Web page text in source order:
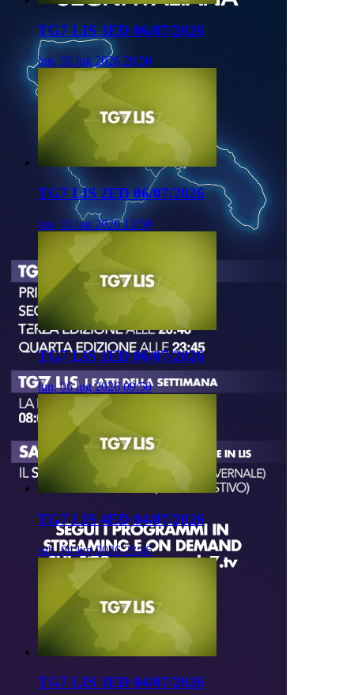
TG7 LIS 3ED 06/07/2026
lun, 06 lug 2026 20:50
TG7 LIS 2ED 06/07/2026
lun, 06 lug 2026 13:50
TG7 LIS 1ED 06/07/2026
lun, 06 lug 2026 09:50
TG7 LIS 4ED 04/07/2026
sab, 04 lug 2026 23:45
TG7 LIS 3ED 04/07/2026